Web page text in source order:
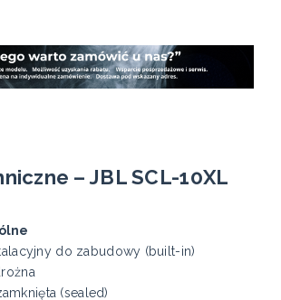
– JBL SCL-10XL
do zabudowy (built-in)
(sealed)